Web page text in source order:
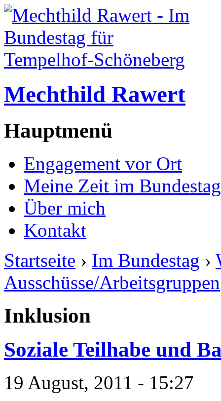
Mechthild Rawert
Hauptmenü
Engagement vor Ort
Meine Zeit im Bundestag
Über mich
Kontakt
Startseite › Im Bundestag ›
Ausschüsse/Arbeitsgruppen
Inklusion
Soziale Teilhabe und
19 August, 2011 - 15:27